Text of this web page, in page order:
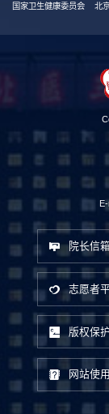
国家卫生健康委员会 北
院长信
志愿者
版权保
网站使